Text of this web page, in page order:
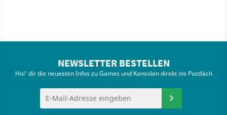
NEWSLETTER BESTELLEN
Hol' dir die neuesten Infos zu Games und Konsolen direkt ins Postfach